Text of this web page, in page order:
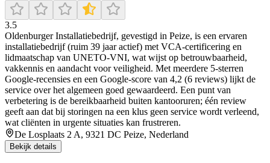
3.5
Oldenburger Installatiebedrijf, gevestigd in Peize, is een ervaren
installatiebedrijf (ruim 39 jaar actief) met VCA-certificering en
lidmaatschap van UNETO‑VNI, wat wijst op betrouwbaarheid,
vakkennis en aandacht voor veiligheid. Met meerdere 5‑sterren
Google‑recensies en een Google‑score van 4,2 (6 reviews) lijkt de
service over het algemeen goed gewaardeerd. Een punt van
verbetering is de bereikbaarheid buiten kantooruren; één review
geeft aan dat bij storingen na een klus geen service wordt verleend,
wat cliënten in urgente situaties kan frustreren.
De Losplaats 2 A, 9321 DC Peize, Nederland
Bekijk details